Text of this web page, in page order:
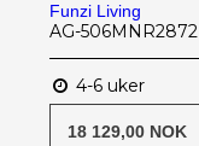
Funzi Living
AG-506MNR2872
4-6 uker
18 129,00 NOK